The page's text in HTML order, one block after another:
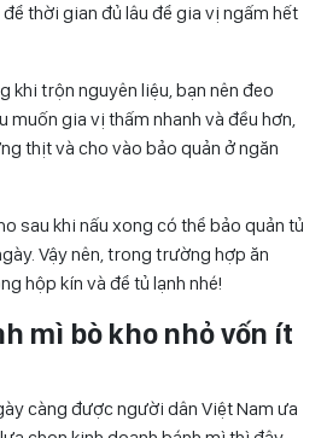
thời gian đủ lâu để gia vị ngấm hết
khi trộn nguyên liệu, bạn nên đeo
muốn gia vị thấm nhanh và đều hơn,
thịt và cho vào bảo quản ở ngăn
sau khi nấu xong có thể bảo quản tủ
Vậy nên, trong trường hợp ăn
hộp kín và để tủ lạnh nhé!
mì bò kho nhỏ vốn ít
càng được người dân Việt Nam ưa